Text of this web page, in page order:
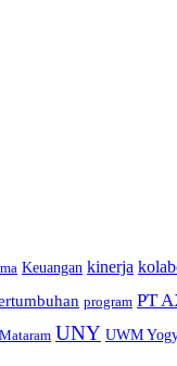
Keuangan kinerja
program PT
UNY UWM